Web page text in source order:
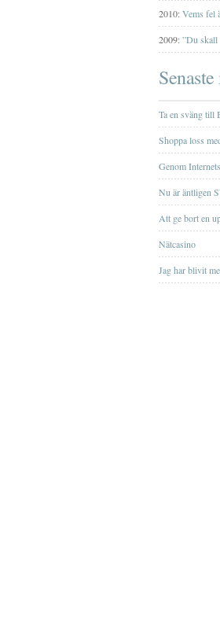
2010:Vems fel
2009:”Du skall
Ta en sväng till
Shoppa loss
Genom
Nu är äntligen
Att ge bort en
Nätcasino
Jag har blivit